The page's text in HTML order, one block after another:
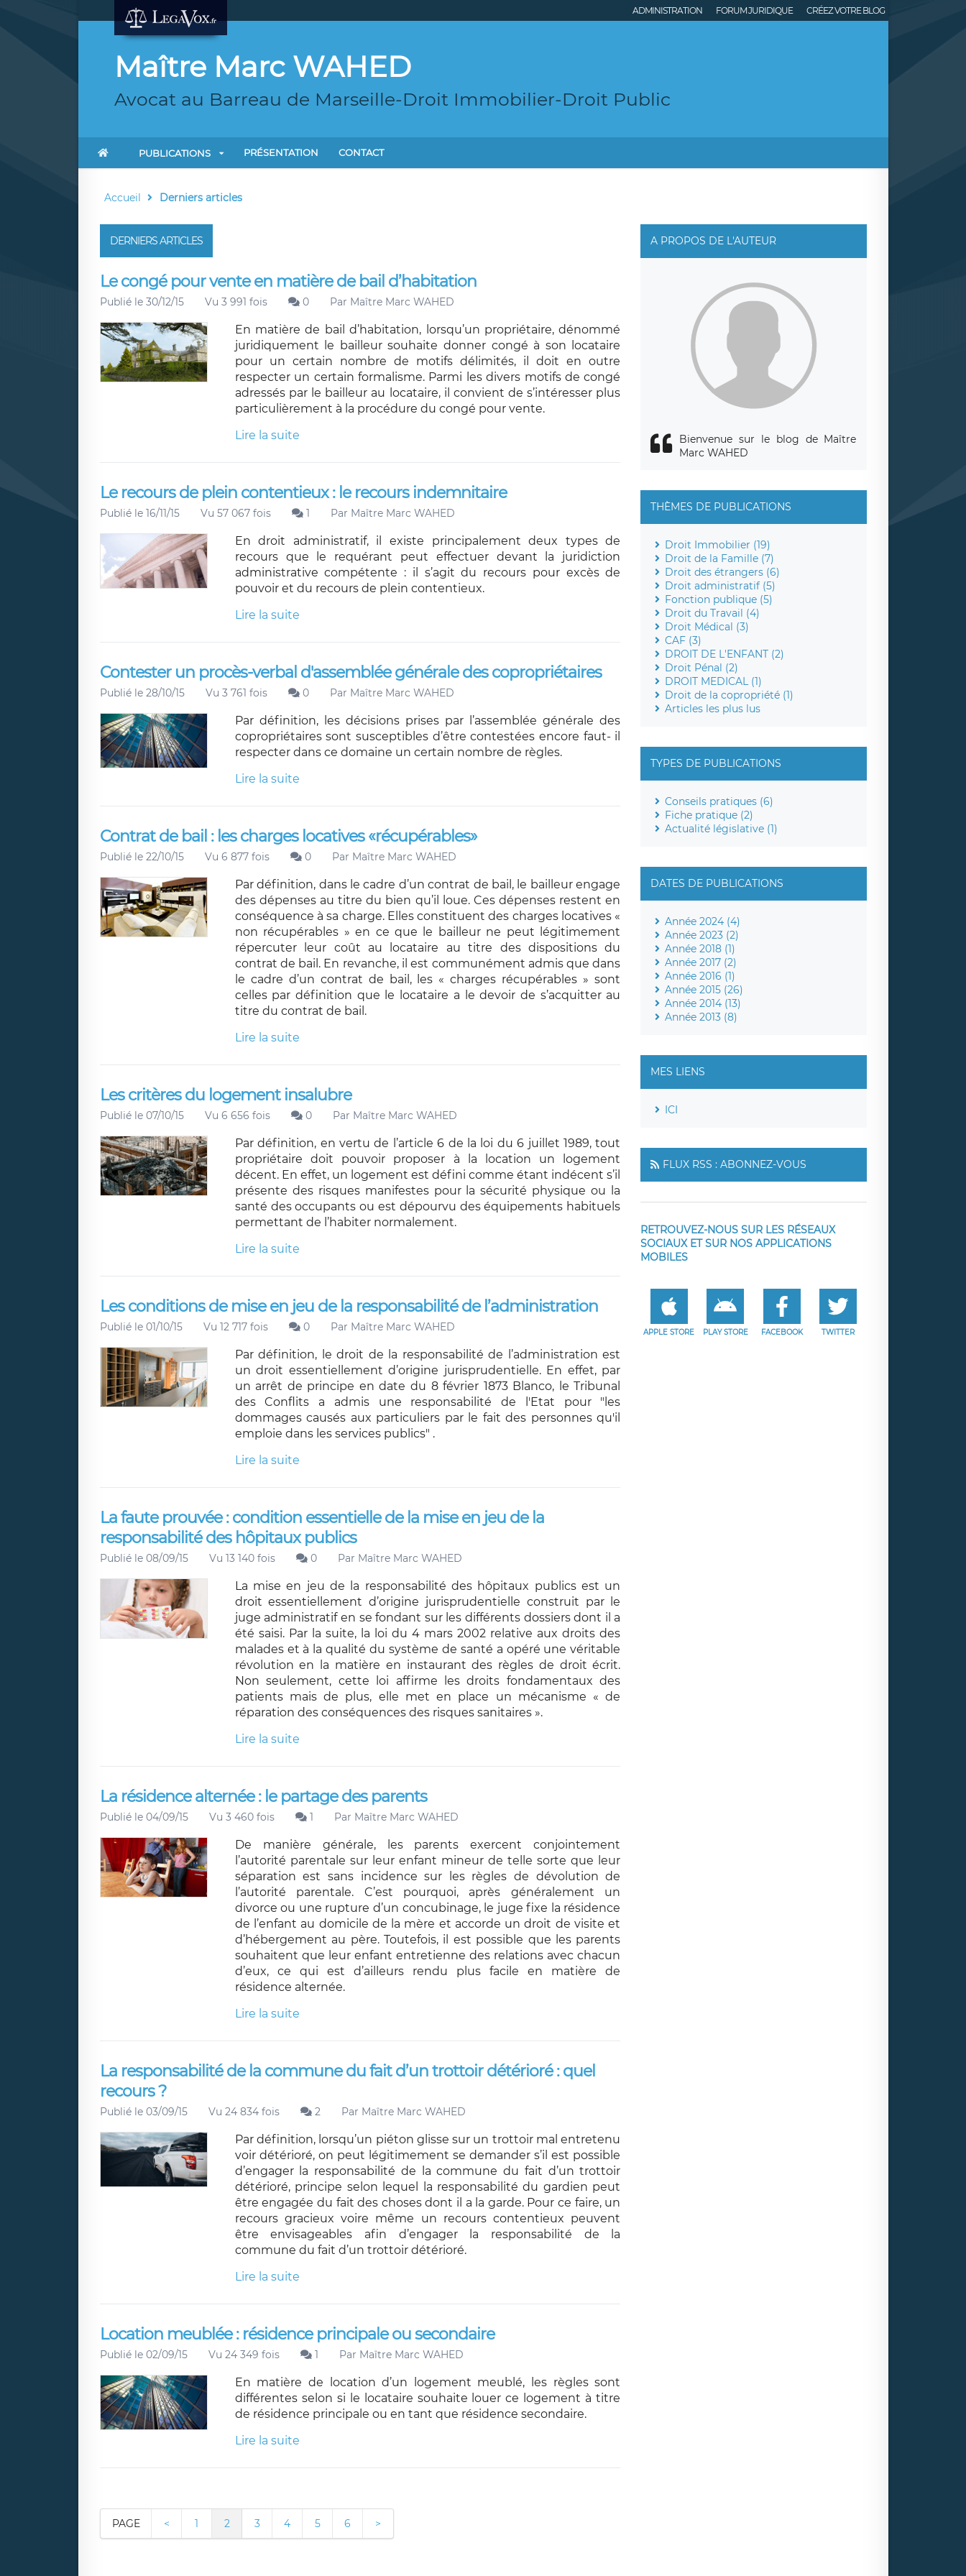
ADMINISTRATION FORUM JURIDIQUE CRÉEZ VOTRE BLOG
Maître Marc WAHED
Avocat au Barreau de Marseille-Droit Immobilier-Droit Public
PUBLICATIONS PRÉSENTATION CONTACT
Accueil Derniers articles
DERNIERS ARTICLES
Le congé pour vente en matière de bail d’habitation
Publié le 30/12/15 Vu 3 991 fois 0 Par Maître Marc WAHED
En matière de bail d’habitation, lorsqu’un propriétaire, dénommé
juridiquement le bailleur souhaite donner congé à son locataire
pour un certain nombre de motifs délimités, il doit en outre
respecter un certain formalisme. Parmi les divers motifs de congé
adressés par le bailleur au locataire, il convient de s’intéresser plus
particulièrement à la procédure du congé pour vente.
Lire la suite
Le recours de plein contentieux : le recours indemnitaire
Publié le 16/11/15 Vu 57 067 fois 1 Par Maître Marc WAHED
En droit administratif, il existe principalement deux types de
recours que le requérant peut effectuer devant la juridiction
administrative compétente : il s’agit du recours pour excès de
pouvoir et du recours de plein contentieux.
Lire la suite
Contester un procès-verbal d'assemblée générale des copropriétaires
Publié le 28/10/15 Vu 3 761 fois 0 Par Maître Marc WAHED
Par définition, les décisions prises par l’assemblée générale des
copropriétaires sont susceptibles d’être contestées encore faut- il
respecter dans ce domaine un certain nombre de règles.
Lire la suite
Contrat de bail : les charges locatives «récupérables»
Publié le 22/10/15 Vu 6 877 fois 0 Par Maître Marc WAHED
Par définition, dans le cadre d’un contrat de bail, le bailleur engage
des dépenses au titre du bien qu’il loue. Ces dépenses restent en
conséquence à sa charge. Elles constituent des charges locatives «
non récupérables » en ce que le bailleur ne peut légitimement
répercuter leur coût au locataire au titre des dispositions du
contrat de bail. En revanche, il est communément admis que dans
le cadre d’un contrat de bail, les « charges récupérables » sont
celles par définition que le locataire a le devoir de s’acquitter au
titre du contrat de bail.
Lire la suite
Les critères du logement insalubre
Publié le 07/10/15 Vu 6 656 fois 0 Par Maître Marc WAHED
Par définition, en vertu de l’article 6 de la loi du 6 juillet 1989, tout
propriétaire doit pouvoir proposer à la location un logement
décent. En effet, un logement est défini comme étant indécent s’il
présente des risques manifestes pour la sécurité physique ou la
santé des occupants ou est dépourvu des équipements habituels
permettant de l’habiter normalement.
Lire la suite
Les conditions de mise en jeu de la responsabilité de l’administration
Publié le 01/10/15 Vu 12 717 fois 0 Par Maître Marc WAHED
Par définition, le droit de la responsabilité de l’administration est
un droit essentiellement d’origine jurisprudentielle. En effet, par
un arrêt de principe en date du 8 février 1873 Blanco, le Tribunal
des Conflits a admis une responsabilité de l'Etat pour "les
dommages causés aux particuliers par le fait des personnes qu'il
emploie dans les services publics" .
Lire la suite
La faute prouvée : condition essentielle de la mise en jeu de la
responsabilité des hôpitaux publics
Publié le 08/09/15 Vu 13 140 fois 0 Par Maître Marc WAHED
La mise en jeu de la responsabilité des hôpitaux publics est un
droit essentiellement d’origine jurisprudentielle construit par le
juge administratif en se fondant sur les différents dossiers dont il a
été saisi. Par la suite, la loi du 4 mars 2002 relative aux droits des
malades et à la qualité du système de santé a opéré une véritable
révolution en la matière en instaurant des règles de droit écrit.
Non seulement, cette loi affirme les droits fondamentaux des
patients mais de plus, elle met en place un mécanisme « de
réparation des conséquences des risques sanitaires ».
Lire la suite
La résidence alternée : le partage des parents
Publié le 04/09/15 Vu 3 460 fois 1 Par Maître Marc WAHED
De manière générale, les parents exercent conjointement
l’autorité parentale sur leur enfant mineur de telle sorte que leur
séparation est sans incidence sur les règles de dévolution de
l’autorité parentale. C’est pourquoi, après généralement un
divorce ou une rupture d’un concubinage, le juge fixe la résidence
de l’enfant au domicile de la mère et accorde un droit de visite et
d’hébergement au père. Toutefois, il est possible que les parents
souhaitent que leur enfant entretienne des relations avec chacun
d’eux, ce qui est d’ailleurs rendu plus facile en matière de
résidence alternée.
Lire la suite
La responsabilité de la commune du fait d’un trottoir détérioré : quel
recours ?
Publié le 03/09/15 Vu 24 834 fois 2 Par Maître Marc WAHED
Par définition, lorsqu’un piéton glisse sur un trottoir mal entretenu
voir détérioré, on peut légitimement se demander s’il est possible
d’engager la responsabilité de la commune du fait d’un trottoir
détérioré, principe selon lequel la responsabilité du gardien peut
être engagée du fait des choses dont il a la garde. Pour ce faire, un
recours gracieux voire même un recours contentieux peuvent
être envisageables afin d’engager la responsabilité de la
commune du fait d’un trottoir détérioré.
Lire la suite
Location meublée : résidence principale ou secondaire
Publié le 02/09/15 Vu 24 349 fois 1 Par Maître Marc WAHED
En matière de location d’un logement meublé, les règles sont
différentes selon si le locataire souhaite louer ce logement à titre
de résidence principale ou en tant que résidence secondaire.
Lire la suite
PAGE < 1 2 3 4 5 6 >
A PROPOS DE L'AUTEUR
Bienvenue sur le blog de Maître
Marc WAHED
THÈMES DE PUBLICATIONS
Droit Immobilier (19)
Droit de la Famille (7)
Droit des étrangers (6)
Droit administratif (5)
Fonction publique (5)
Droit du Travail (4)
Droit Médical (3)
CAF (3)
DROIT DE L'ENFANT (2)
Droit Pénal (2)
DROIT MEDICAL (1)
Droit de la copropriété (1)
Articles les plus lus
TYPES DE PUBLICATIONS
Conseils pratiques (6)
Fiche pratique (2)
Actualité législative (1)
DATES DE PUBLICATIONS
Année 2024 (4)
Année 2023 (2)
Année 2018 (1)
Année 2017 (2)
Année 2016 (1)
Année 2015 (26)
Année 2014 (13)
Année 2013 (8)
MES LIENS
ICI
FLUX RSS : ABONNEZ-VOUS
RETROUVEZ-NOUS SUR LES RÉSEAUX
SOCIAUX ET SUR NOS APPLICATIONS
MOBILES
APPLE STORE PLAY STORE FACEBOOK TWITTER